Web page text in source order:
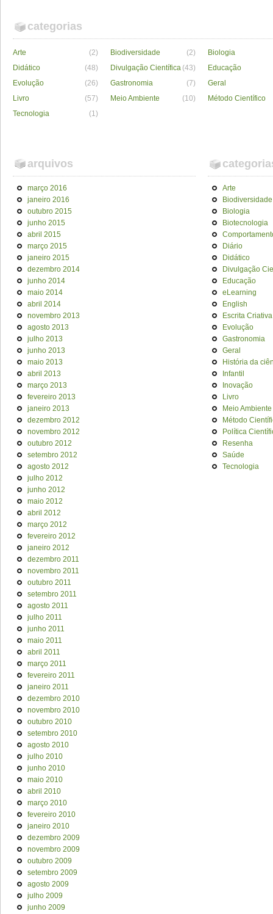
categorias
Arte (2) Biodiversidade (2)
Biologia
Didático
(48) Divulgação Científica (43)
Educação
Evolução
(26) Gastronomia (7)
Geral
Livro
(57) Meio Ambiente (10)
Método Científico
Tecnologia
(1)
arquivos
março 2016
janeiro 2016
outubro 2015
junho 2015
abril 2015
março 2015
janeiro 2015
dezembro 2014
junho 2014
maio 2014
abril 2014
novembro 2013
agosto 2013
julho 2013
junho 2013
maio 2013
abril 2013
março 2013
fevereiro 2013
janeiro 2013
dezembro 2012
novembro 2012
outubro 2012
setembro 2012
agosto 2012
julho 2012
junho 2012
maio 2012
abril 2012
março 2012
fevereiro 2012
janeiro 2012
dezembro 2011
novembro 2011
outubro 2011
setembro 2011
agosto 2011
julho 2011
junho 2011
maio 2011
abril 2011
março 2011
fevereiro 2011
janeiro 2011
dezembro 2010
novembro 2010
outubro 2010
setembro 2010
agosto 2010
julho 2010
junho 2010
maio 2010
abril 2010
março 2010
fevereiro 2010
janeiro 2010
dezembro 2009
novembro 2009
outubro 2009
setembro 2009
agosto 2009
julho 2009
junho 2009
Arte
Biodiversidade
Biologia
Biotecnologia
Diário
Didático
Divulgação
Educação
eLearning
English
Escrita Criativa
Evolução
Gastronomia
Geral
História da
Infantil
Inovação
Livro
Meio Ambiente
Método
Política
Resenha
Saúde
Tecnologia